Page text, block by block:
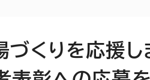
づくりを応援